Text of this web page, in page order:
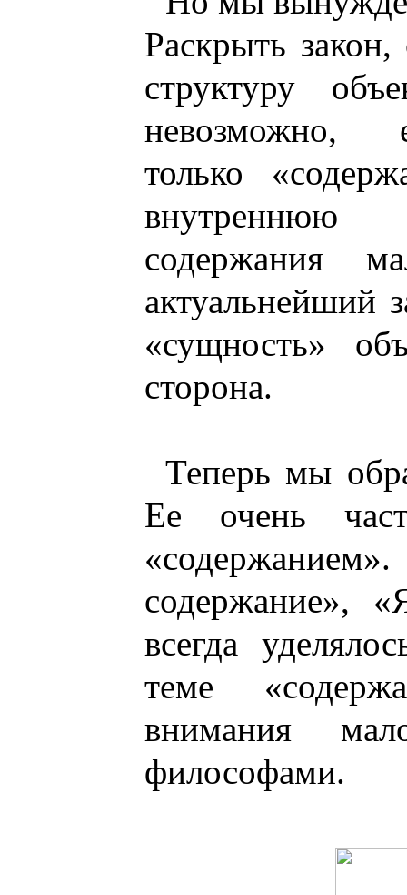
Раскрыть
структуру
невозможно,
только
внутреннюю
содержания
актуальнейший
«сущность»
сторона.
Теперь мы
Ее очень
содержание»,
всегда
теме
внимания
философами.